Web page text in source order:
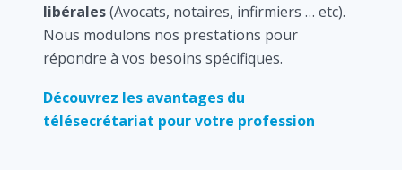
libérales(Avocats, notaires, infirmiers … etc).
Nous modulons nos prestations pour
répondre à vos besoins spécifiques.
Découvrez les avantages du
télésecrétariat pour votre profession